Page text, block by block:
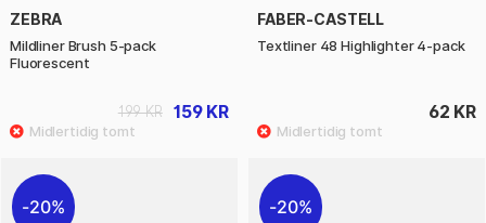
ZEBRA
Mildliner Brush 5-pack
Fluorescent
159 KR
199 KR
FABER-CASTELL
Textliner 48 Highlighter 4-pack
62 KR
20% 20%